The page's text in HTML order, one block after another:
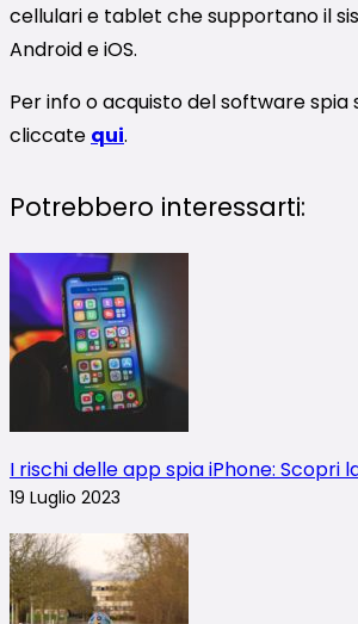
cellulari e tablet che supportano il
Android e iOS.
Per info o acquisto del software spia
cliccate qui.
Potrebbero interessarti:
I rischi delle app spia iPhone: Scopri
19 Luglio 2023